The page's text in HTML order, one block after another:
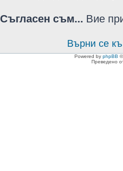
Съгласен съм... Вие
Върни се
Powered by phpBB
Преведено